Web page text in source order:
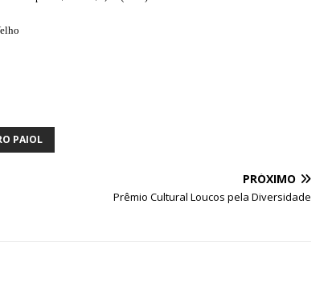
PAIOL
PRÓXIMO
Prêmio Cultural Loucos pela Diversidade